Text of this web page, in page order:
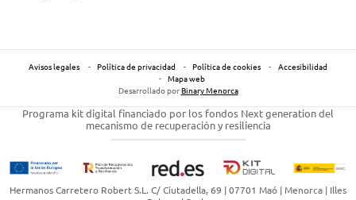
Avisos legales Política de privacidad Política de cookies
Accesibilidad
Mapa web
Desarrollado porBinary Menorca
Programa kit digital financiado por los fondos Next generation del
mecanismo de recuperación y resiliencia
Hermanos Carretero Robert S.L. C/ Ciutadella, 69 | 07701 Maó | Menorca | Illes